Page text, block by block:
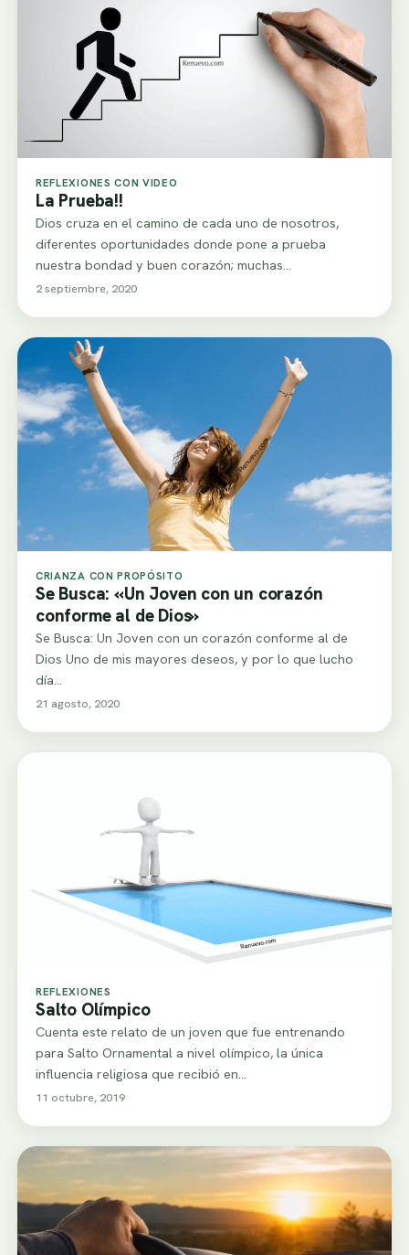
REFLEXIONES CON VIDEO
La Prueba!!
Dios cruza en el camino de cada uno de nosotros,
diferentes oportunidades donde pone a prueba
nuestra bondad y buen corazón; muchas…
2 septiembre, 2020
CRIANZA CON PROPÓSITO
Se Busca: «Un Joven con un corazón
conforme al de Dios»
Se Busca: Un Joven con un corazón conforme al de
Dios Uno de mis mayores deseos, y por lo que lucho
día…
21 agosto, 2020
REFLEXIONES
Salto Olímpico
Cuenta este relato de un joven que fue entrenando
para Salto Ornamental a nivel olímpico, la única
influencia religiosa que recibió en…
11 octubre, 2019